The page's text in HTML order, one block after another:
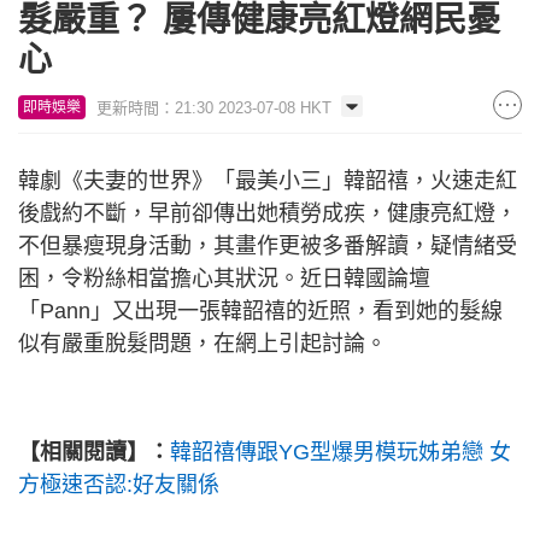
髮嚴重？ 屢傳健康亮紅燈網民憂
心
即時娛樂 更新時間：21:30 2023-07-08 HKT
韓劇《夫妻的世界》「最美小三」韓韶禧，火速走紅
後戲約不斷，早前卻傳出她積勞成疾，健康亮紅燈，
不但暴瘦現身活動，其畫作更被多番解讀，疑情緒受
困，令粉絲相當擔心其狀況。近日韓國論壇
「Pann」又出現一張韓韶禧的近照，看到她的髮線
似有嚴重脫髮問題，在網上引起討論。
【相關閱讀】： 韓韶禧傳跟YG型爆男模玩姊弟戀 女
方極速否認:好友關係